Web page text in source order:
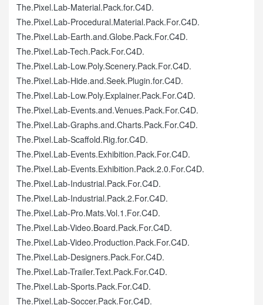
The.Pixel.Lab-Material.Pack.for.C4D.
The.Pixel.Lab-Procedural.Material.Pack.For.C4D.
The.Pixel.Lab-Earth.and.Globe.Pack.For.C4D.
The.Pixel.Lab-Tech.Pack.For.C4D.
The.Pixel.Lab-Low.Poly.Scenery.Pack.For.C4D.
The.Pixel.Lab-Hide.and.Seek.Plugin.for.C4D.
The.Pixel.Lab-Low.Poly.Explainer.Pack.For.C4D.
The.Pixel.Lab-Events.and.Venues.Pack.For.C4D.
The.Pixel.Lab-Graphs.and.Charts.Pack.For.C4D.
The.Pixel.Lab-Scaffold.Rig.for.C4D.
The.Pixel.Lab-Events.Exhibition.Pack.For.C4D.
The.Pixel.Lab-Events.Exhibition.Pack.2.0.For.C4D.
The.Pixel.Lab-Industrial.Pack.For.C4D.
The.Pixel.Lab-Industrial.Pack.2.For.C4D.
The.Pixel.Lab-Pro.Mats.Vol.1.For.C4D.
The.Pixel.Lab-Video.Board.Pack.For.C4D.
The.Pixel.Lab-Video.Production.Pack.For.C4D.
The.Pixel.Lab-Designers.Pack.For.C4D.
The.Pixel.Lab-Trailer.Text.Pack.For.C4D.
The.Pixel.Lab-Sports.Pack.For.C4D.
The.Pixel.Lab-Soccer.Pack.For.C4D.